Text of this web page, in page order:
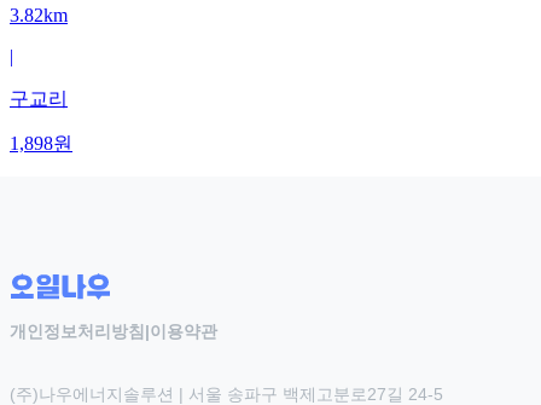
3.82km
|
구교리
1,898원
개인정보처리방침|이용약관
(주)나우에너지솔루션 | 서울 송파구 백제고분로27길 24-5